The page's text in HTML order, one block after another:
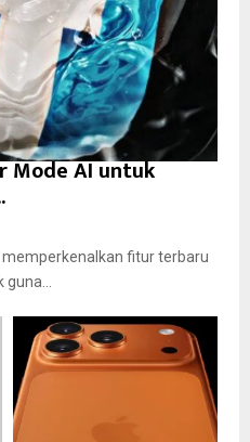
Mode AI untuk
memperkenalkan fitur terbaru